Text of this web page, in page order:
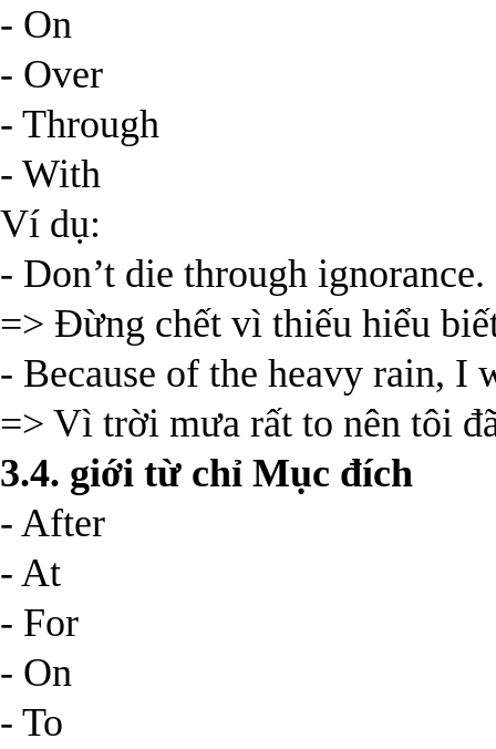
- On
- Over
- Through
- With
Ví dụ:
- Don’t die through ignorance.
=> Đừng chết vì thiếu hiểu
- Because of the heavy rain, I
=> Vì trời mưa rất to nên tôi
3.4. giới từ chỉ Mục đích
- After
- At
- For
- On
- To